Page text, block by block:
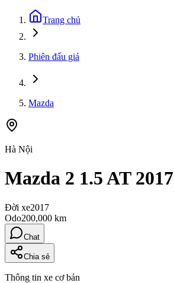
Trang chủ
Phiên đấu giá
Mazda
Hà Nội
Mazda 2 1.5 AT 2017
Đời xe2017
Odo200,000 km
Chat
Chia sẻ
Thông tin xe cơ bản